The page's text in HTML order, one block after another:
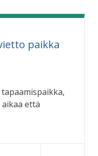
paikka
että
Yhteisöllisyys